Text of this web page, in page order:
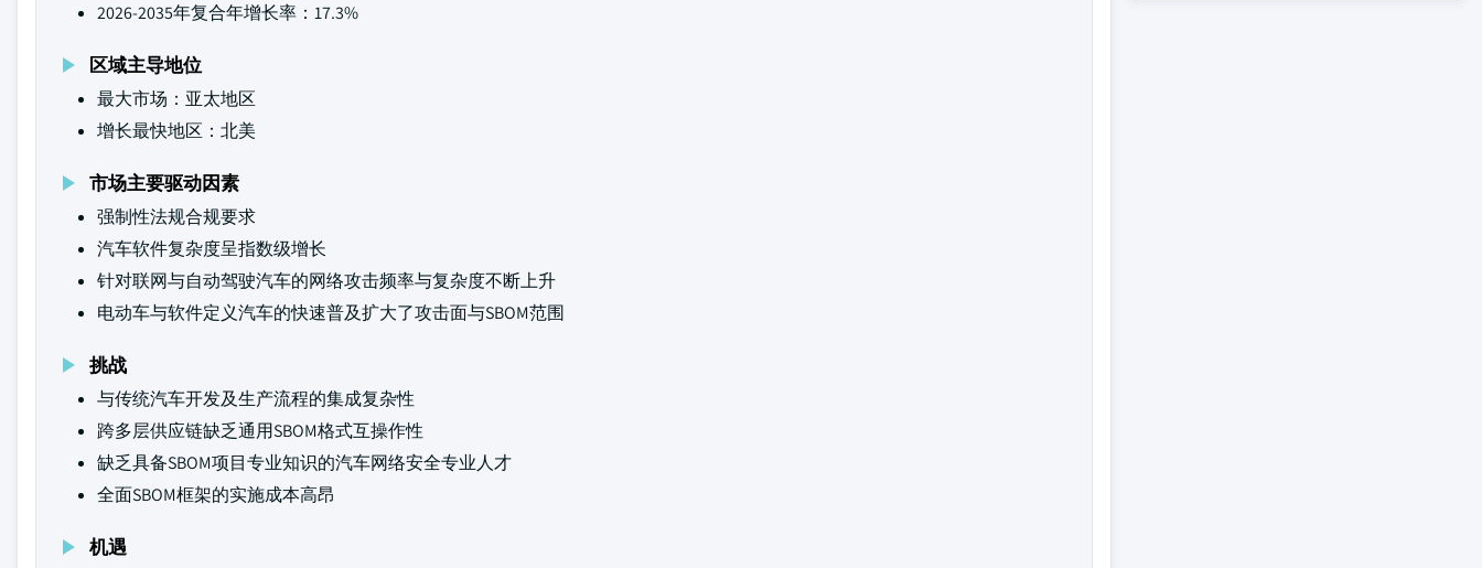
2026-2035年复合年增长率：17.3%
区域主导地位
最大市场：亚太地区
增长最快地区：北美
市场主要驱动因素
强制性法规合规要求
汽车软件复杂度呈指数级增长
针对联网与自动驾驶汽车的网络攻击频率与复杂度不断上升
电动车与软件定义汽车的快速普及扩大了攻击面与SBOM范围
挑战
与传统汽车开发及生产流程的集成复杂性
跨多层供应链缺乏通用SBOM格式互操作性
缺乏具备SBOM项目专业知识的汽车网络安全专业人才
全面SBOM框架的实施成本高昂
机遇